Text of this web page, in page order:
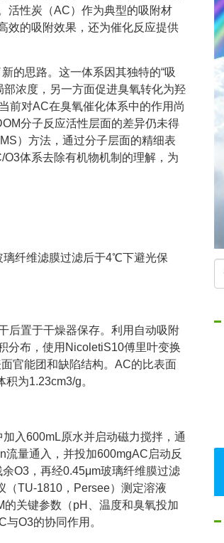
活性炭（AC）作为典型的吸附材
效的吸附效果，还为催化反应提供
的思路。这一体系因其独特的“吸
浓度，另一方面促进臭氧转化为羟
前对AC在臭氧催化体系中的作用尚
分子反应活性层面的差异仍未得
）方法，通过分子层面的精细表
体系去除有机物机制的理解，为
璃纤维滤膜过滤后于4℃下避光保
后置于干燥器保存。利用自动吸附
分布，使用NicoletiS10傅里叶变换
官能团和缺陷结构。AC的比表面
为1.23cm3/g。
入600mL原水并启动磁力搅拌，通
量通入，并投加600mgAC启动反
O3，再经0.45μm玻璃纤维膜过滤
（TU-1810，Persee）测定溶液
关键参数（pH、温度和臭氧投加
O3的协同作用。